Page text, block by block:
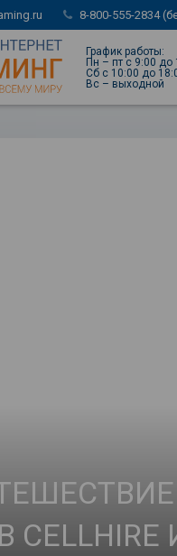
8-800-555-2834
График работы:
Пн – пт с 9:00
Сб с 10:00 до
Вс – выходной